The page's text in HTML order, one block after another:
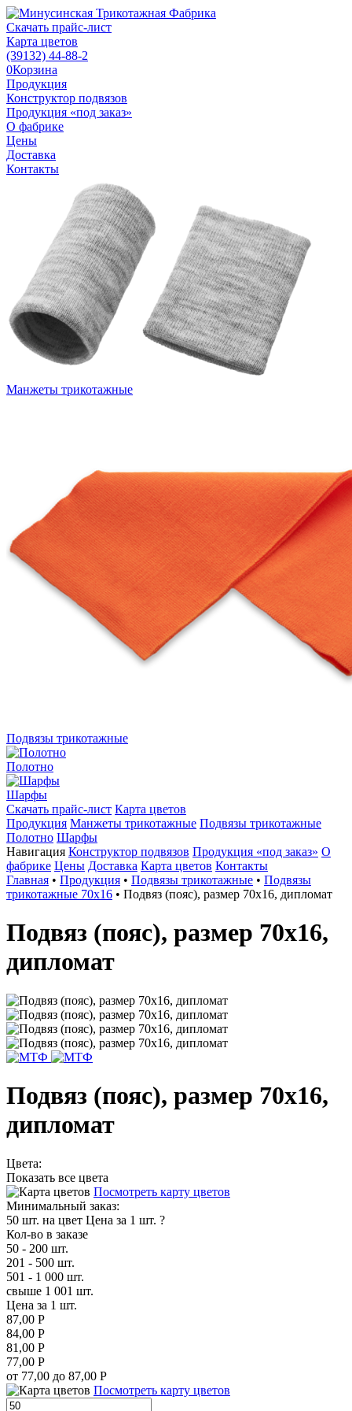
Скачать прайс-лист
Карта цветов
(39132) 44-88-2
0Корзина
Продукция
Конструктор подвязов
Продукция «под заказ»
О фабрике
Цены
Доставка
Контакты
Манжеты трикотажные
Подвязы трикотажные
Полотно
Шарфы
Скачать прайс-лист Карта цветов
Продукция Манжеты трикотажные Подвязы трикотажные
Полотно Шарфы
Навигация Конструктор подвязов Продукция «под заказ» О
фабрике Цены Доставка Карта цветов Контакты
Главная • Продукция • Подвязы трикотажные • Подвязы
трикотажные 70х16 • Подвяз (пояс), размер 70х16, дипломат
Подвяз (пояс), размер 70х16,
дипломат
Подвяз (пояс), размер 70х16,
дипломат
Цвета:
Показать все цвета
Посмотреть карту цветов
Минимальный заказ:
50 шт. на цвет Цена за 1 шт. ?
Кол-во в заказе
50 - 200 шт.
201 - 500 шт.
501 - 1 000 шт.
свыше 1 001 шт.
Цена за 1 шт.
87,00 Р
84,00 Р
81,00 Р
77,00 Р
от 77,00 до 87,00 Р
Посмотреть карту цветов